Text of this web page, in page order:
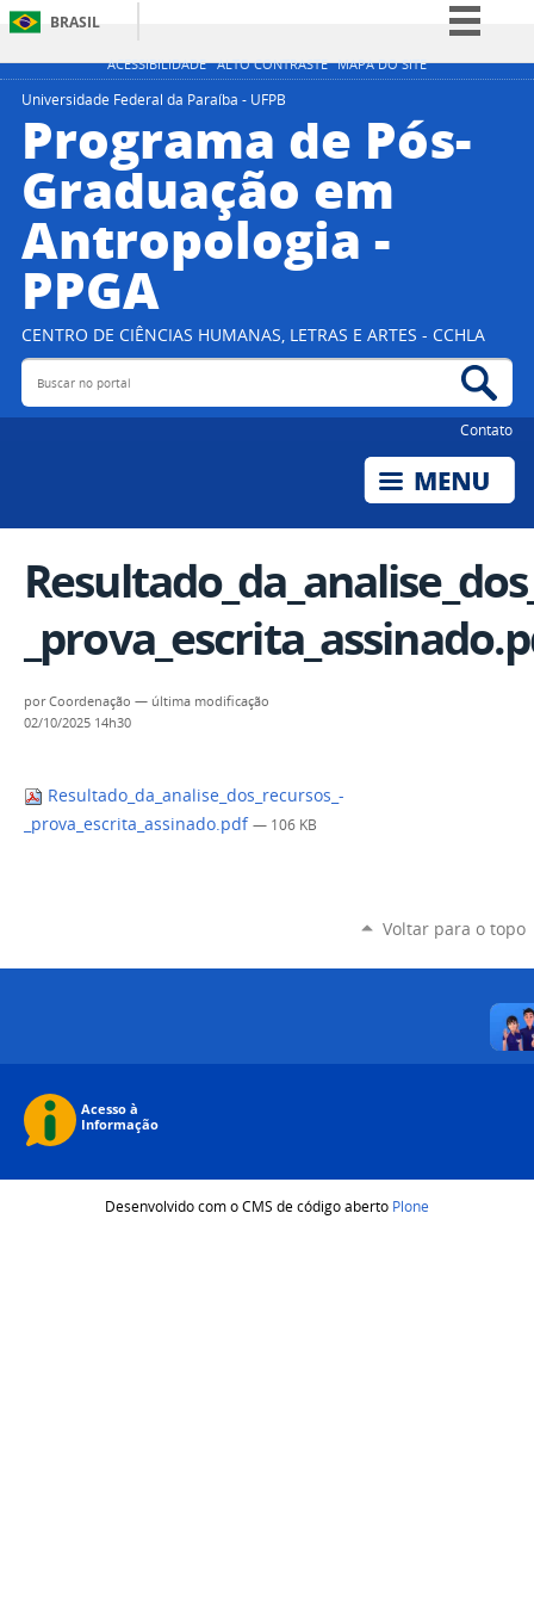
ACESSIBILIDADE ALTO CONTRASTE MAPA DO SITE
BRASIL
Simplifique!
Participe
Legislação
Canais
Universidade Federal da Paraíba - UFPB
Programa de Pós-
Graduação em
Antropologia -
PPGA
CENTRO DE CIÊNCIAS HUMANAS, LETRAS E ARTES - CCHLA
Buscar no portal
Contato
porCoordenação — última modificação
02/10/2025 14h30
Resultado_da_analise_dos_recursos_-
_prova_escrita_assinado.pdf — 106 KB
Voltar para o topo
Desenvolvido com o CMS de código aberto Plone